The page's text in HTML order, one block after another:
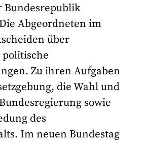
Bundesrepublik
Abgeordneten im
über
Zu ihren Aufgaben
die Wahl und
sowie
des
Im neuen Bundestag